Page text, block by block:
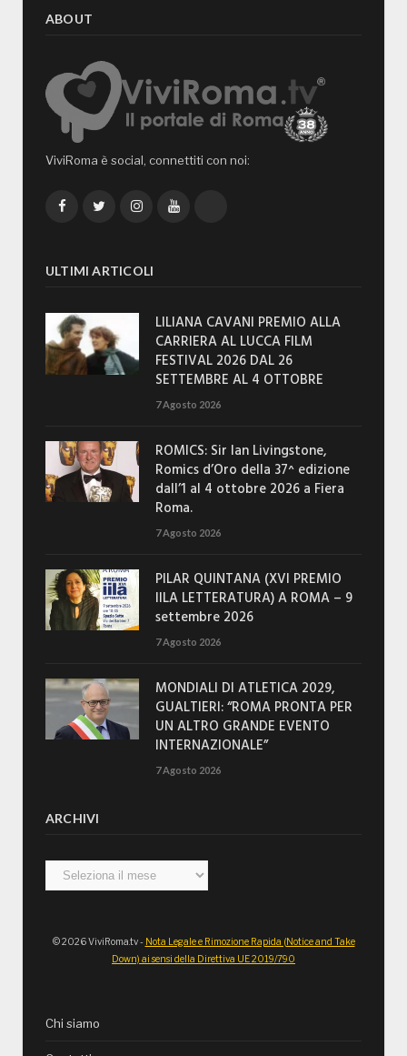
ABOUT
ViviRoma è social, connettiti con noi:
FacebookTwitterInstagramYouTube
ULTIMI ARTICOLI
LILIANA CAVANI PREMIO ALLA
CARRIERA AL LUCCA FILM
FESTIVAL 2026 DAL 26
SETTEMBRE AL 4 OTTOBRE
7 Agosto 2026
ROMICS: Sir Ian Livingstone,
Romics d’Oro della 37^ edizione
dall’1 al 4 ottobre 2026 a Fiera
Roma.
7 Agosto 2026
PILAR QUINTANA (XVI PREMIO
IILA LETTERATURA) A ROMA – 9
settembre 2026
7 Agosto 2026
MONDIALI DI ATLETICA 2029,
GUALTIERI: “ROMA PRONTA PER
UN ALTRO GRANDE EVENTO
INTERNAZIONALE”
7 Agosto 2026
ARCHIVI
Archivi
© 2026 ViviRoma.tv - Nota Legale e Rimozione Rapida (Notice and Take
Down) ai sensi della Direttiva UE 2019/790
Chi siamo